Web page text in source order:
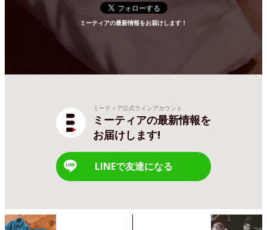
ミーティアの最新情報をお届けします！
ミーティア公式ラインアカウント
ミーティアの最新情報を
お届けします!
LINEで友達になる